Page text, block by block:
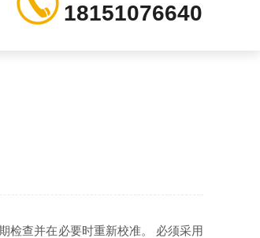
18151076640
检查并在必要时重新校准。 必须采用